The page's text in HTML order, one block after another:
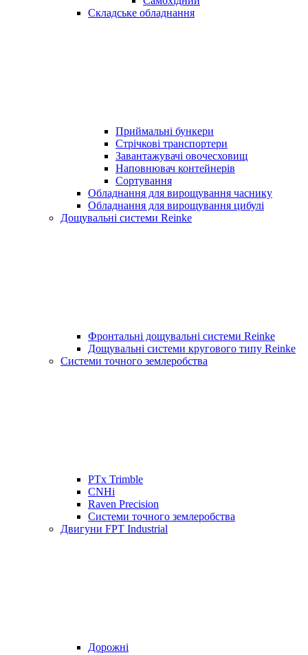
Складське обладнання
Приймальні бункери
Стрічкові транспортери
Завантажувачі овочесховищ
Наповнювач контейнерів
Сортування
Обладнання для вирощування часнику
Обладнання для вирощування цибулі
Дощувальні системи Reinke
Фронтальні дощувальні системи Reinke
Дощувальні системи кругового типу Reinke
Системи точного землеробства
PTx Trimble
CNHi
Raven Precision
Системи точного землеробства
Двигуни FPT Industrial
Дорожні